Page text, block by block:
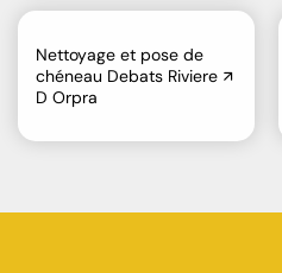
Nettoyage et pose de
chéneau Debats Riviere
D Orpra